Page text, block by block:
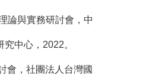
論與實務研討會，中
中心，2022。
會，社團法人台灣國